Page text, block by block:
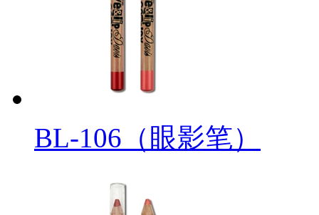
BL-106（眼影笔）